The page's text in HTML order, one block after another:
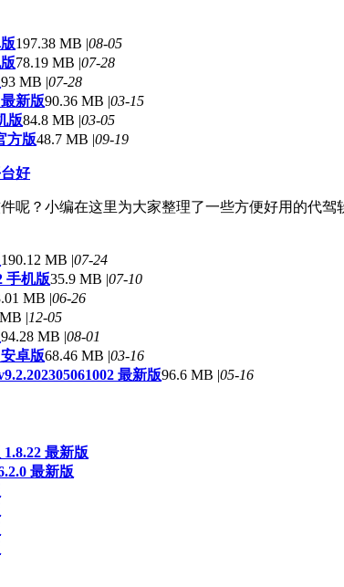
197.38 MB |08-05
78.19 MB |07-28
93 MB |07-28
新版90.36 MB |03-15
版84.8 MB |03-05
方版48.7 MB |09-19
好
呢？小编在这里为大家整理了一些方便好用的代
190.12 MB |07-24
手机版35.9 MB |07-10
MB |06-26
|12-05
94.28 MB |08-01
卓版68.46 MB |03-16
最新版96.6 MB |05-16
最新版
最新版